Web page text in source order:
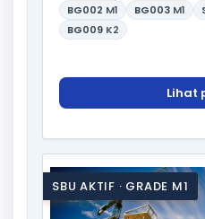
BG002 M1 BG003 M1
BG009 K2
Lihat
SBU AKTIF · GRADE M1